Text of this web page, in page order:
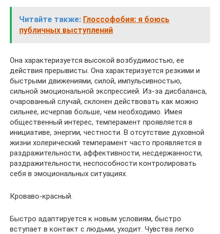
Читайте также: Глоссофобия: я боюсь
публичных выступлений
Она характеризуется высокой возбудимостью, ее
действия прерывисты. Она характеризуется резкими и
быстрыми движениями, силой, импульсивностью,
сильной эмоциональной экспрессией. Из-за дисбаланса,
очарованный случай, склонен действовать как можно
сильнее, исчерпав больше, чем необходимо. Имея
общественный интерес, темперамент проявляется в
инициативе, энергии, честности. В отсутствие духовной
жизни холерический темперамент часто проявляется в
раздражительности, аффективности, несдержанности,
раздражительности, неспособности контролировать
себя в эмоциональных ситуациях.
Кроваво-красный.
Быстро адаптируется к новым условиям, быстро
вступает в контакт с людьми, уходит. Чувства легко